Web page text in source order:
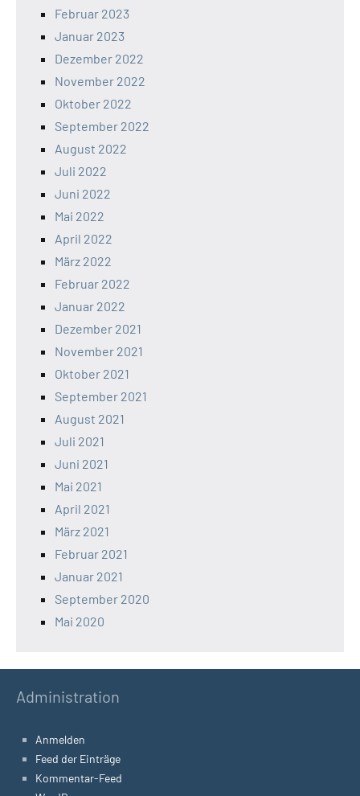
Februar 2023
Januar 2023
Dezember 2022
November 2022
Oktober 2022
September 2022
August 2022
Juli 2022
Juni 2022
Mai 2022
April 2022
März 2022
Februar 2022
Januar 2022
Dezember 2021
November 2021
Oktober 2021
September 2021
August 2021
Juli 2021
Juni 2021
Mai 2021
April 2021
März 2021
Februar 2021
Januar 2021
September 2020
Mai 2020
Administration
Anmelden
Feed der Einträge
Kommentar-Feed